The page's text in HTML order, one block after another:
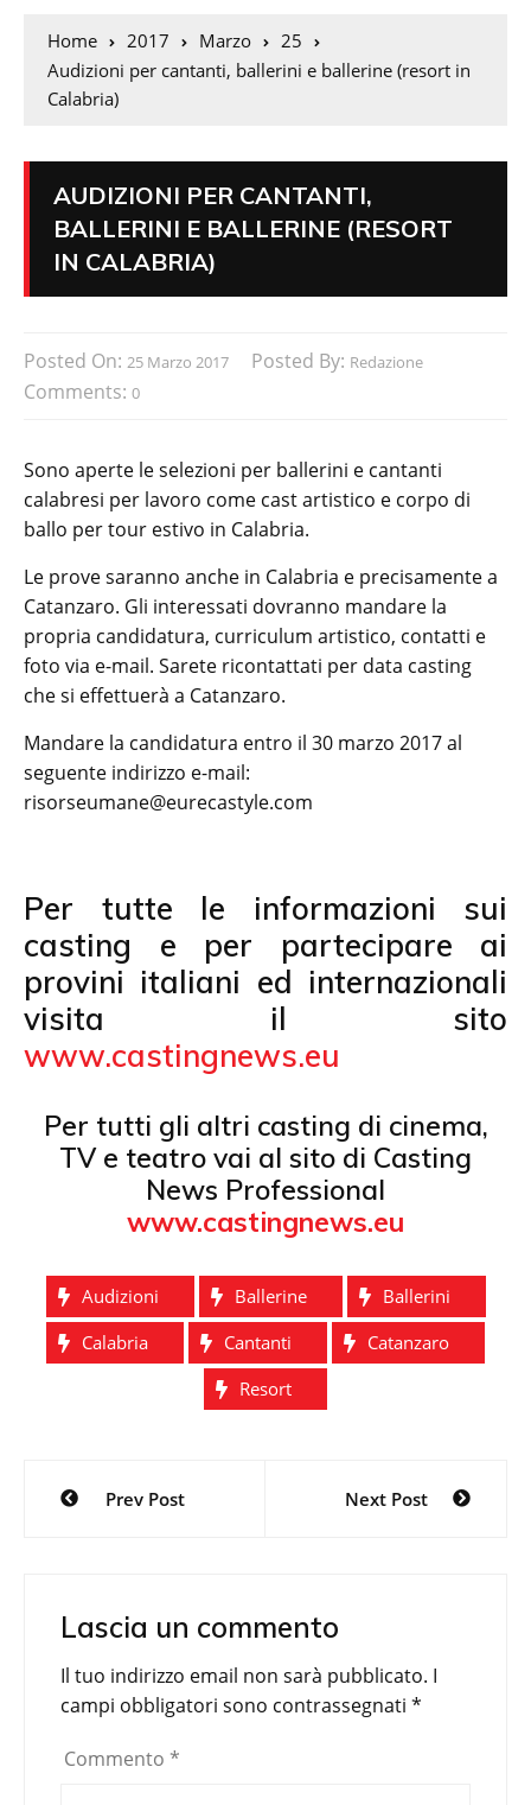
Home 2017 Marzo
25
Audizioni per cantanti, ballerini e ballerine (resort in
Calabria)
AUDIZIONI PER CANTANTI,
BALLERINI E BALLERINE (RESORT
IN CALABRIA)
Posted On: 25 Marzo 2017 Posted By: Redazione
Comments: 0
Sono aperte le selezioni per ballerini e cantanti
calabresi per lavoro come cast artistico e corpo di
ballo per tour estivo in Calabria.
Le prove saranno anche in Calabria e precisamente a
Catanzaro. Gli interessati dovranno mandare la
propria candidatura, curriculum artistico, contatti e
foto via e-mail. Sarete ricontattati per data casting
che si effettuerà a Catanzaro.
Mandare la candidatura entro il 30 marzo 2017 al
seguente indirizzo e-mail:
risorseumane@eurecastyle.com
Per tutte le informazioni sui
casting e per partecipare ai
provini italiani ed internazionali
visita il sito
www.castingnews.eu
Per tutti gli altri casting di cinema,
TV e teatro vai al sito di Casting
News Professional
www.castingnews.eu
Audizioni Ballerine
Ballerini
Calabria
Cantanti
Catanzaro
Resort
Navigazione
articoliPrev Post Next Post
Lascia un commento
Il tuo indirizzo email non sarà pubblicato. I
campi obbligatori sono contrassegnati *
Commento *